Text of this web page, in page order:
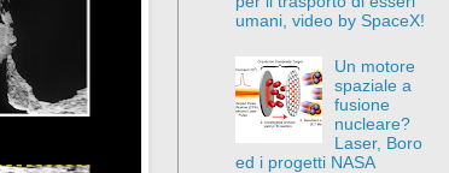
umani, video by SpaceX!
Un motore
spaziale a
fusione
nucleare?
Laser, Boro
ed i progetti NASA